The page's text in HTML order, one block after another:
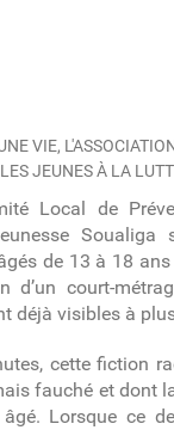
VIE,
JEUNES À LA
Local de
Soualiga
de 13 à 18
d’un court-
déjà visibles à
cette fiction
fauché et dont
Lorsque ce